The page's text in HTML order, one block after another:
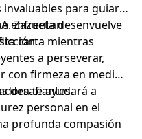
para guiar a
enfrentan
Zazueta desenvuelve
carta mientras
a perseverar,
con firmeza en medio
desafiantes.
te ayudará a
personal en el
profunda compasión